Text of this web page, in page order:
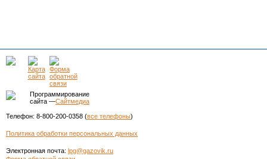
Программирование
сайта —Сайтмедиа
Телефон: 8-800-200-0358 (все телефоны)
Политика обработки персональных данных
Электронная почта: lpg@gazovik.ru